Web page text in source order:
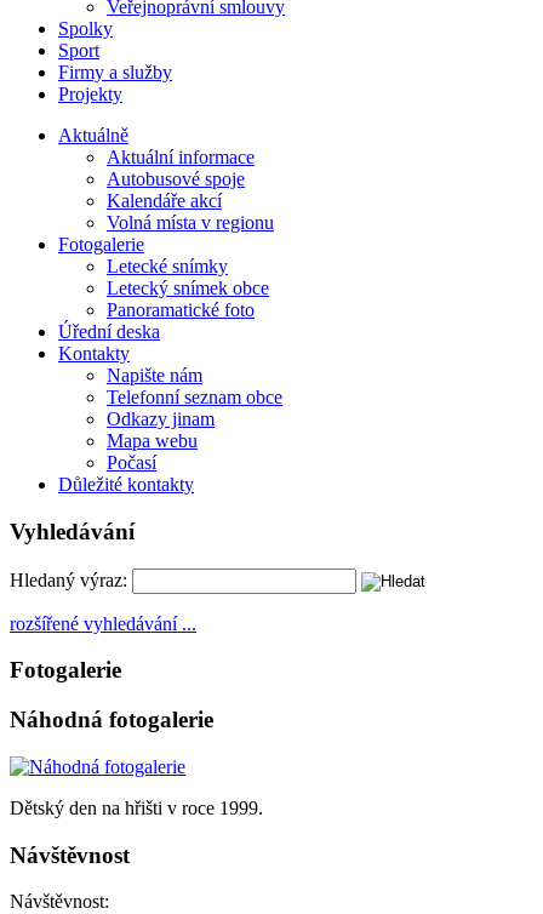
Veřejnoprávní smlouvy
Spolky
Sport
Firmy a služby
Projekty
Aktuálně
Aktuální informace
Autobusové spoje
Kalendáře akcí
Volná místa v regionu
Fotogalerie
Letecké snímky
Letecký snímek obce
Panoramatické foto
Úřední deska
Kontakty
Napište nám
Telefonní seznam obce
Odkazy jinam
Mapa webu
Počasí
Důležité kontakty
Vyhledávání
Hledaný výraz:
rozšířené vyhledávání ...
Fotogalerie
Náhodná fotogalerie
Dětský den na hřišti v roce 1999.
Návštěvnost
Návštěvnost: